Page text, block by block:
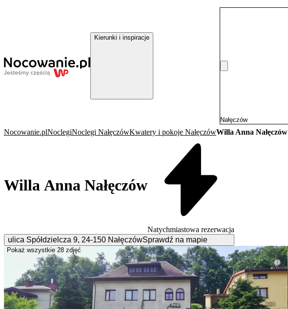
Kierunki i inspiracje
Nocowanie.plNoclegiNoclegi NałęczówKwatery i pokoje NałęczówWilla Anna Nałęczów
Willa Anna Nałęczów
Natychmiastowa rezerwacja
ulica Spółdzielcza 9, 24-150 NałęczówSprawdź na mapie
Pokaż wszystkie 28 zdjęć